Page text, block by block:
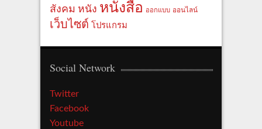
สังคม หนัง หนังสือ ออกแบบ ออนไลน์
เว็บไซต์ โปรแกรม
Social Network
Twitter
Facebook
Youtube